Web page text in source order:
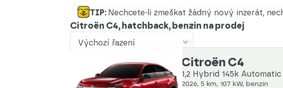
TIP: Nechcete-li zmeškat žádný nový inzerát,
Citroën C4, hatchback, benzin na prodej
Výchozí řazení
Od nejlevnějšího
Citroën C4
1,2 Hybrid 145k
2026, 5 km, 107 kW, benzin